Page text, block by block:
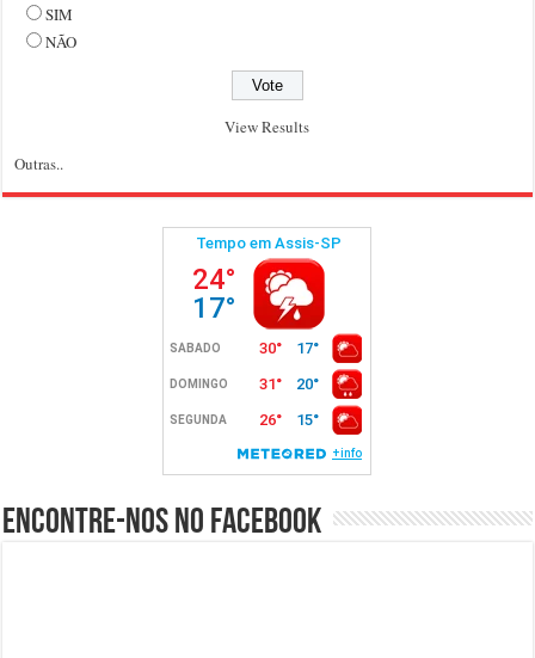
SIM
NÃO
View Results
Outras..
Encontre-nos no Facebook